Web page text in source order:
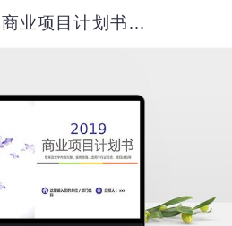
紫蓝色花瓣商业项目计划书PPT模板